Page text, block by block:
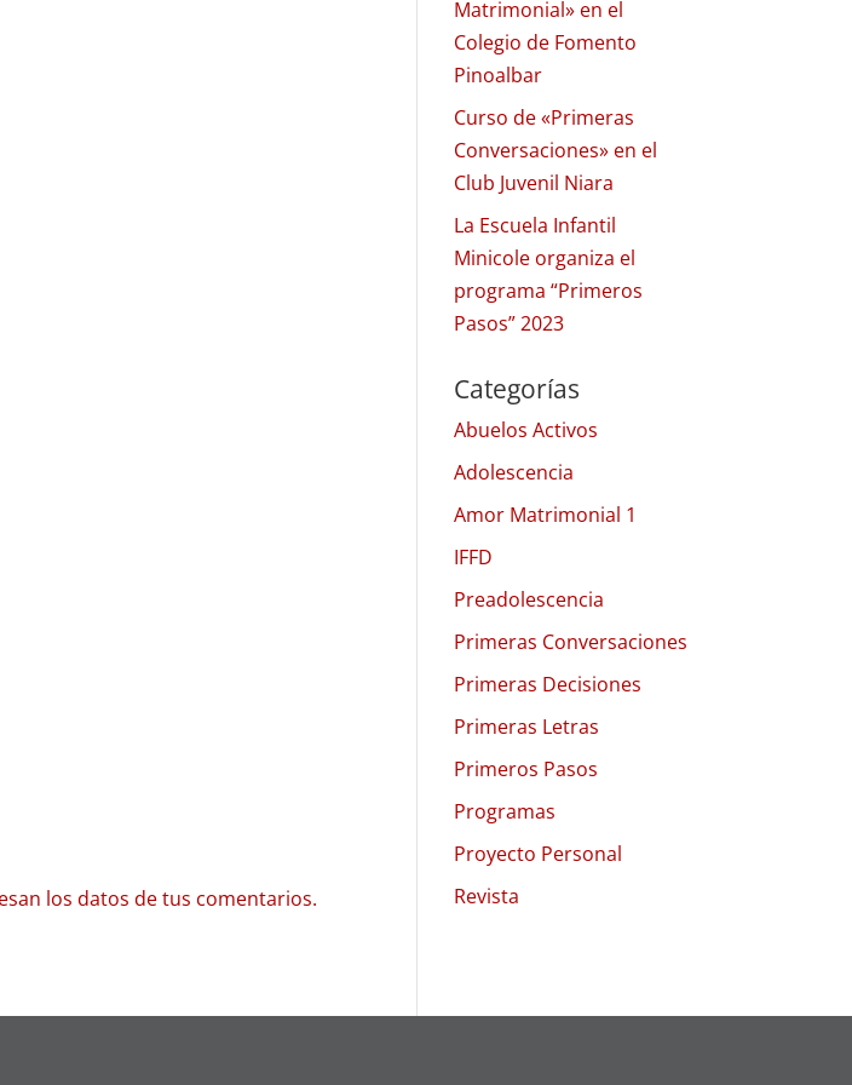
los datos de tus comentarios.
Matrimonial» en el
Colegio de Fomento
Pinoalbar
Curso de «Primeras
Conversaciones» en el
Club Juvenil Niara
La Escuela Infantil
Minicole organiza el
programa “Primeros
Pasos” 2023
Categorías
Abuelos Activos
Adolescencia
Amor Matrimonial 1
IFFD
Preadolescencia
Primeras Conversaciones
Primeras Decisiones
Primeras Letras
Primeros Pasos
Programas
Proyecto Personal
Revista